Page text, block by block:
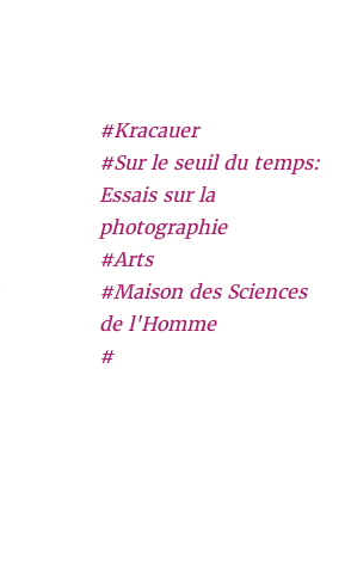
#Kracauer
#Sur le seuil du temps:
Essais sur la
photographie
#Arts
#Maison des Sciences
de l'Homme
#